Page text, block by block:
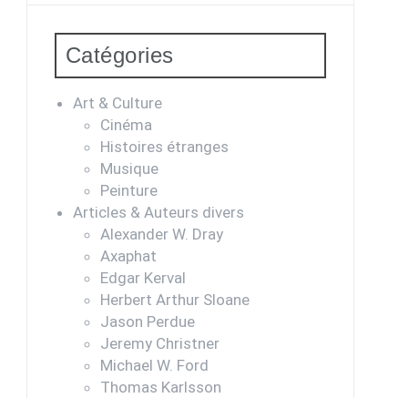
Catégories
Art & Culture
Cinéma
Histoires étranges
Musique
Peinture
Articles & Auteurs divers
Alexander W. Dray
Axaphat
Edgar Kerval
Herbert Arthur Sloane
Jason Perdue
Jeremy Christner
Michael W. Ford
Thomas Karlsson